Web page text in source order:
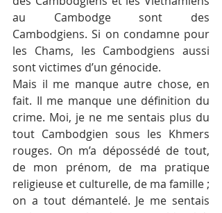
au Cambodge sont des
Cambodgiens. Si on condamne pour
les Chams, les Cambodgiens aussi
sont victimes d’un génocide.
Mais il me manque autre chose, en
fait. Il me manque une définition du
crime. Moi, je ne me sentais plus du
tout Cambodgien sous les Khmers
rouges. On m’a dépossédé de tout,
de mon prénom, de ma pratique
religieuse et culturelle, de ma famille ;
on a tout démantelé. Je me sentais